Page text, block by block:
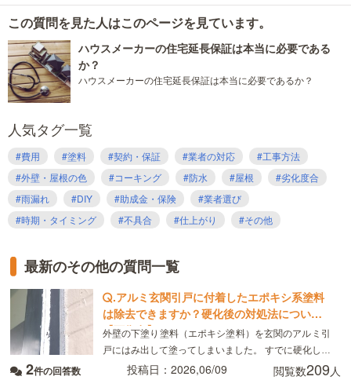
この質問を見た人はこのページを見ています。
ハウスメーカーの住宅延長保証は本当に必要である
か？
ハウスメーカーの住宅延長保証は本当に必要であるか？
人気タグ一覧
#費用 #塗料 #契約・保証 #業者の対応
#工事方法
#外壁・屋根の色
#コーキング #防水 #屋根
#劣化度合
#雨漏れ
#DIY #助成金・保険
#業者選び
#時期・タイミング
#不具合 #仕上がり #その他
最新のその他の質問一覧
.アルミ玄関引戸に付着したエポキシ系塗料
は除去できますか？硬化後の対処法について
【画像有】
外壁の下塗り塗料（エポキシ塗料）を玄関のアルミ引
戸にはみ出して塗ってしまいました。 すでに硬化して
います。 落とす方法はないものでしょうか？ また落
2件の回答数 投稿日：2026,06/09 閲覧数209人